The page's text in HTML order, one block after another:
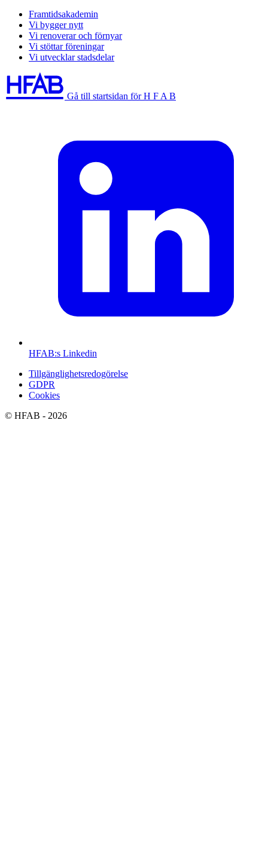
Framtidsakademin
Vi bygger nytt
Vi renoverar och förnyar
Vi stöttar föreningar
Vi utvecklar stadsdelar
Gå till startsidan för H F A B
HFAB:s Linkedin
Tillgänglighetsredogörelse
GDPR
Cookies
© HFAB - 2026